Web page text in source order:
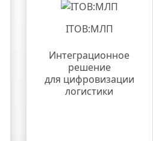
ITOB:МЛП
Интеграционное
решение
для цифровизации
логистики